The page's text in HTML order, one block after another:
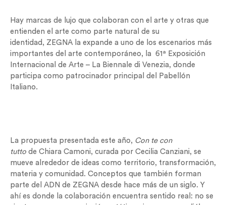
Hay marcas de lujo que colaboran con el arte y otras que
entienden el arte como parte natural de su
identidad, ZEGNA la expande a uno de los escenarios más
importantes del arte contemporáneo, la 61ª Exposición
Internacional de Arte – La Biennale di Venezia, donde
participa como patrocinador principal del Pabellón
Italiano.
La propuesta presentada este año, Con te con
tutto de Chiara Camoni, curada por Cecilia Canziani, se
mueve alrededor de ideas como territorio, transformación,
materia y comunidad. Conceptos que también forman
parte del ADN de ZEGNA desde hace más de un siglo. Y
ahí es donde la colaboración encuentra sentido real: no se